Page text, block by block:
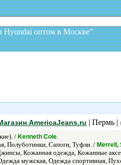
Hyundai оптом в Москве"
AmericaJeans.ru | Пермь |
/ Kenneth Cole.
Полуботинки, Сапоги, Туфли. / Merrell,
Кожанная одежда, Кожанные
мужская, Одежда спортивная,